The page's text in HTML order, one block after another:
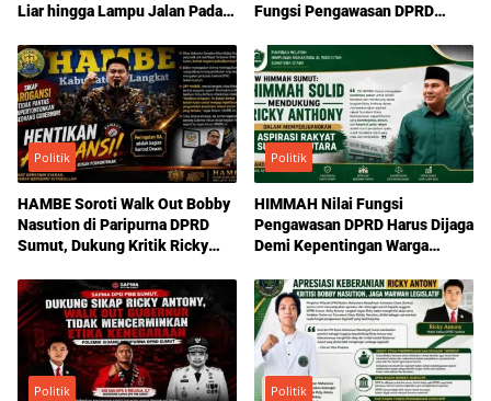
Liar hingga Lampu Jalan Padam
Fungsi Pengawasan DPRD
Politik
HAMBE Soroti Walk Out Bobby
Nasution di Paripurna DPRD
Sumut, Dukung Kritik Ricky
Politik
HIMMAH Nilai Fungsi
Pengawasan DPRD Harus Dijaga
Demi Kepentingan Warga
Politik Politik